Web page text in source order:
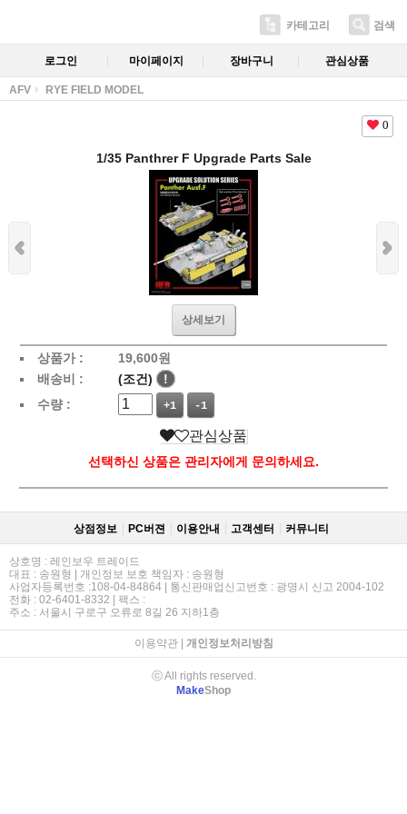
카테고리 검색
로그인 마이페이지 장바구니 관심상품
AFV RYE FIELD MODEL
0
1/35 Panthrer F Upgrade Parts Sale
상세보기
상품가 : 19,600원
배송비 :
(조건)
!
수량 :
+1 -1
관심상품
선택하신 상품은 관리자에게 문의하세요.
상점정보 PC버젼 이용안내 고객센터 커뮤니티
상호명 : 레인보우 트레이드
대표 : 송원형 | 개인정보 보호 책임자 : 송원형
사업자등록번호 :108-04-84864 | 통신판매업신고번호 : 광명시 신고 2004-102
전화 : 02-6401-8332 | 팩스 :
주소 : 서울시 구로구 오류로 8길 26 지하1층
이용약관| 개인정보처리방침
ⓒ All rights reserved.
MakeShop